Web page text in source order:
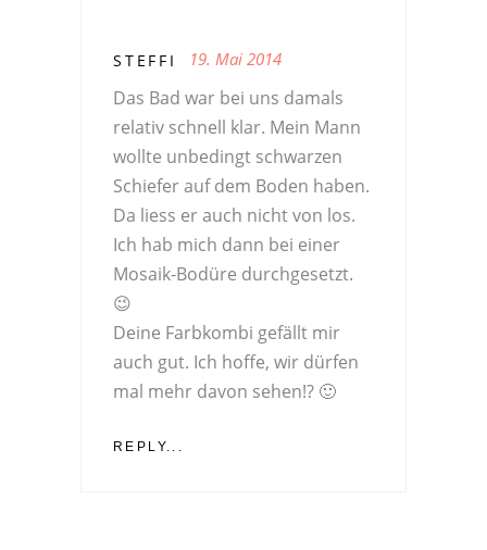
STEFFI 19. Mai 2014
Das Bad war bei uns damals
relativ schnell klar. Mein Mann
wollte unbedingt schwarzen
Schiefer auf dem Boden haben.
Da liess er auch nicht von los.
Ich hab mich dann bei einer
Mosaik-Bodüre durchgesetzt.
😉
Deine Farbkombi gefällt mir
auch gut. Ich hoffe, wir dürfen
mal mehr davon sehen!? 🙂
REPLY...